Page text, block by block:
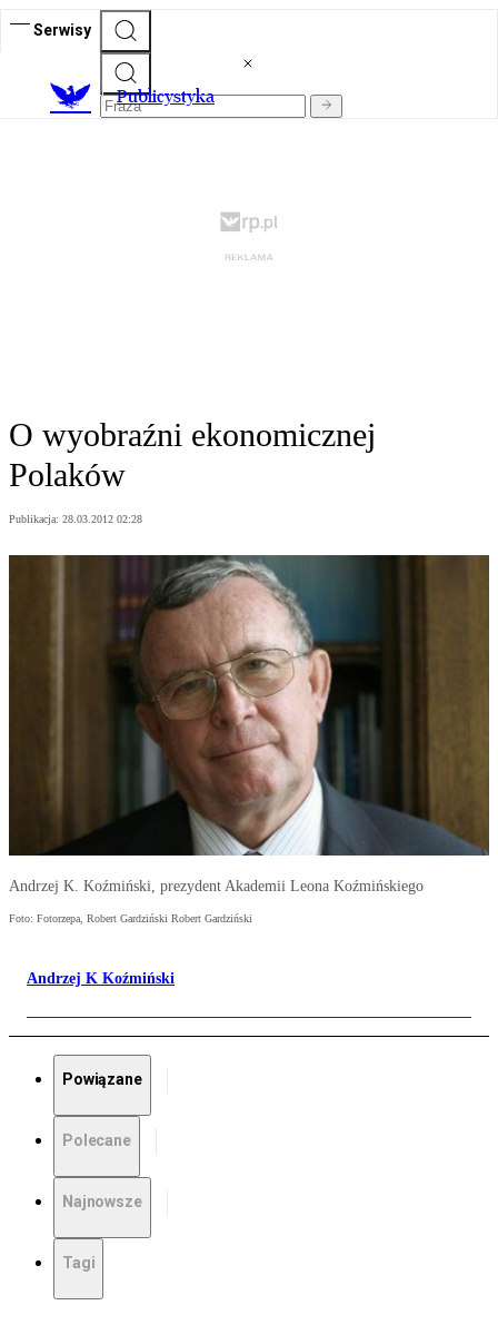
Serwisy
Publicystyka
O wyobraźni ekonomicznej
Polaków
Publikacja: 28.03.2012 02:28
Andrzej K. Koźmiński, prezydent Akademii Leona Koźmińskiego
Foto: Fotorzepa, Robert Gardziński Robert Gardziński
Andrzej K Koźmiński
Powiązane
Polecane
Najnowsze
Tagi